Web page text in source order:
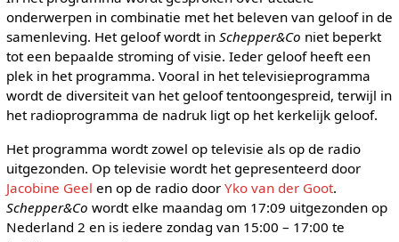
onderwerpen in combinatie met het beleven van geloof in de
samenleving. Het geloof wordt in Schepper&Co niet beperkt
tot een bepaalde stroming of visie. Ieder geloof heeft een
plek in het programma. Vooral in het televisieprogramma
wordt de diversiteit van het geloof tentoongespreid, terwijl in
het radioprogramma de nadruk ligt op het kerkelijk geloof.
Het programma wordt zowel op televisie als op de radio
uitgezonden. Op televisie wordt het gepresenteerd door
Jacobine Geel en op de radio door Yko van der Goot.
Schepper&Co wordt elke maandag om 17:09 uitgezonden op
Nederland 2 en is iedere zondag van 15:00 – 17:00 te